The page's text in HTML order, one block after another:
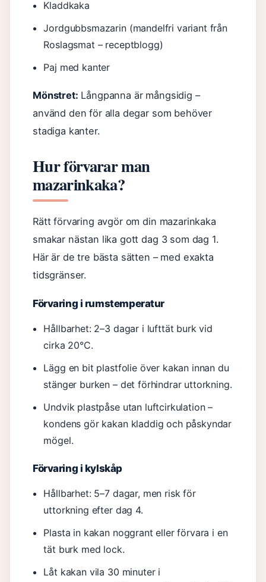
Kladdkaka
Jordgubbsmazarin (mandelfri variant från
Roslagsmat – receptblogg)
Paj med kanter
Mönstret: Långpanna är mångsidig –
använd den för alla degar som behöver
stadiga kanter.
Hur förvarar man
mazarinkaka?
Rätt förvaring avgör om din mazarinkaka
smakar nästan lika gott dag 3 som dag 1.
Här är de tre bästa sätten – med exakta
tidsgränser.
Förvaring i rumstemperatur
Hållbarhet: 2–3 dagar i lufttät burk vid
cirka 20°C.
Lägg en bit plastfolie över kakan innan du
stänger burken – det förhindrar uttorkning.
Undvik plastpåse utan luftcirkulation –
kondens gör kakan kladdig och påskyndar
mögel.
Förvaring i kylskåp
Hållbarhet: 5–7 dagar, men risk för
uttorkning efter dag 4.
Plasta in kakan noggrant eller förvara i en
tät burk med lock.
Låt kakan vila 30 minuter i